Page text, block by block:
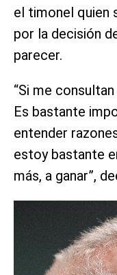
el timonel quien
por la decisión
parecer.
“Si me
Es bastante
entender
estoy bastante
más, a ganar”,